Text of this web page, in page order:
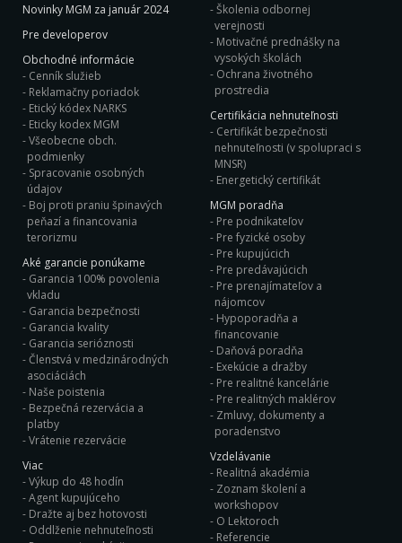
Novinky MGM za január 2024
Pre developerov
Obchodné informácie
Cenník služieb
Reklamačny poriadok
Etický kódex NARKS
Eticky kodex MGM
Všeobecne obch.
podmienky
Spracovanie osobných
údajov
Boj proti praniu špinavých
peňazí a financovania
terorizmu
Aké garancie ponúkame
Garancia 100% povolenia
vkladu
Garancia bezpečnosti
Garancia kvality
Garancia serióznosti
Členstvá v medzinárodných
asociáciách
Naše poistenia
Bezpečná rezervácia a
platby
Vrátenie rezervácie
Viac
Výkup do 48 hodín
Agent kupujúceho
Dražte aj bez hotovosti
Oddlženie nehnuteľnosti
Školenia odbornej
verejnosti
Motivačné prednášky na
vysokých školách
Ochrana životného
prostredia
Certifikácia nehnuteľnosti
Certifikát bezpečnosti
nehnuteľnosti (v spolupraci s
MNSR)
Energetický certifikát
MGM poradňa
Pre podnikateľov
Pre fyzické osoby
Pre kupujúcich
Pre predávajúcich
Pre prenajímateľov a
nájomcov
Hypoporadňa a
financovanie
Daňová poradňa
Exekúcie a dražby
Pre realitné kancelárie
Pre realitných maklérov
Zmluvy, dokumenty a
poradenstvo
Vzdelávanie
Realitná akadémia
Zoznam školení a
workshopov
O Lektoroch
Referencie